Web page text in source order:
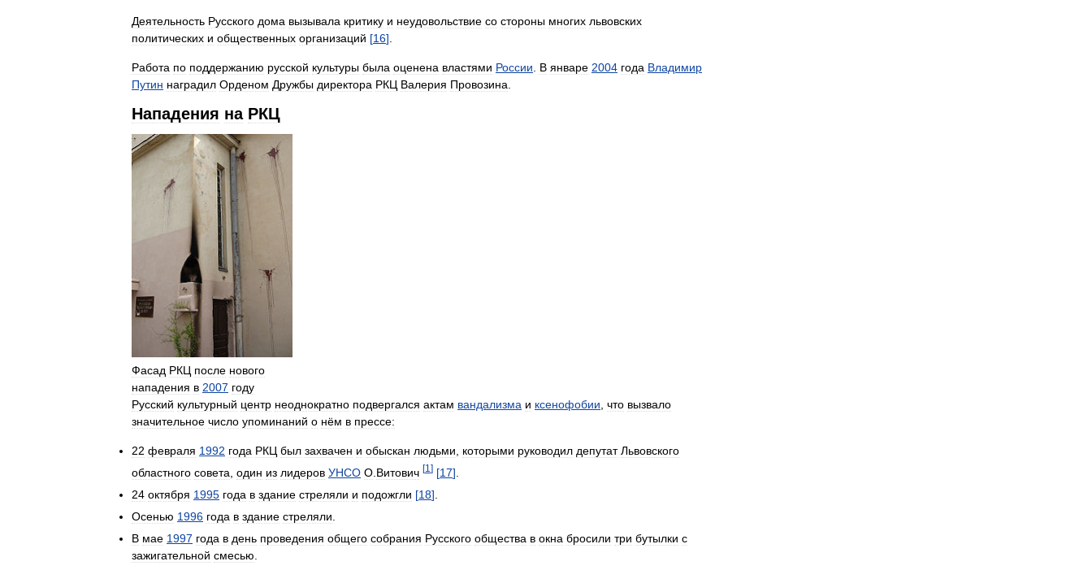
Деятельность Русского дома вызывала критику и неудовольствие со стороны многих львовских
политических и общественных организаций [16]
Работа по поддержанию русской культуры была оценена властями России В январе 2004 года Владимир
Путин наградил Орденом Дружбы директора РКЦ Валерия Провозина
Нападения на РКЦ
Фасад РКЦ после нового
нападения в 2007 году
Русский культурный центр неоднократно подвергался актам вандализма и ксенофобии что вызвало
значительное число упоминаний о нём в прессе:
22 февраля 1992 года РКЦ был захвачен и обыскан людьми которыми руководил депутат Львовского
областного совета один из лидеров УНСО О Витович [1 ] [17]
24 октября 1995 года в здание стреляли и подожгли [18]
Осенью 1996 года в здание стреляли
В мае 1997 года в день проведения общего собрания Русского общества в окна бросили три бутылки с
зажигательной смесью